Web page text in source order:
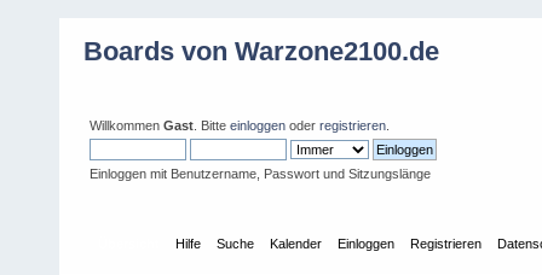
Boards von Warzone2100.de
Willkommen Gast . Bitte einloggen oder registrieren
Einloggen mit Benutzername, Passwort und Sitzungslänge
Hilfe Suche Kalender Einloggen Registrieren